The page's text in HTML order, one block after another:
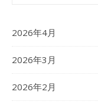
2026年4月
2026年3月
2026年2月